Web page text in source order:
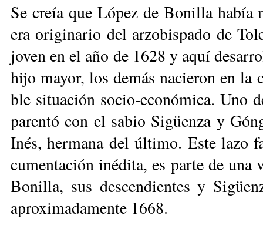
Se creía que Ló­pez de Bo­ni­lla ha­bía
era ori­gi­na­rio del ar­zo­bis­pa­do de
jo­ven en el año de 1628 y aquí
hi­jo ma­yor, los de­más na­cie­ron en
ble si­tua­ción so­cio-eco­nó­mi­ca. Uno
pa­ren­tó con el sa­bio Si­güen­za y
Inés, her­ma­na del úl­ti­mo. Es­te la­zo
cu­men­ta­ción iné­di­ta, es par­te de
Bo­ni­lla, sus des­cen­dien­tes y
apro­xi­ma­da­men­te 1668.